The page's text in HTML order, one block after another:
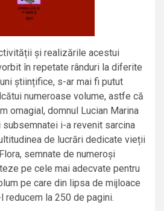
și realizările acestui
în repetate rânduri la diferite
științifice, s-ar mai fi putut
numeroase volume, astfe că
omagial, domnul Lucian Marina
subsemnatei i-a revenit sarcina
de lucrări dedicate vieții
semnate de numeroși
pe cele mai adecvate pentru
pe care din lipsa de mijloace
reducem la 250 de pagini.